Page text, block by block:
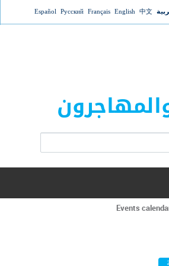
Jump to navigation
中文
English
Français
Русский
Español
Events